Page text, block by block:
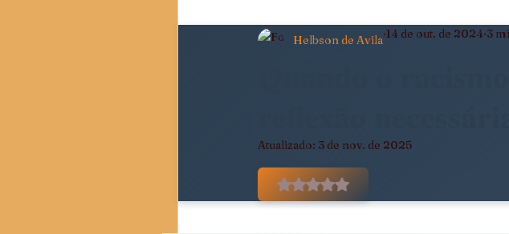
Pedagogia Crítica e Sociedade
Crítica do Tempo Presente Notícias da Pandora
Helbson de Avila 14 de out. de 2024 3
Atualizado: 3 de nov. de 2025
Avaliado com NaN de 5 estrelas.